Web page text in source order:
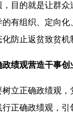
的就是让群众
有组织、定向
防止返贫致贫
绩观营造干事创
正确政绩观，
正确政绩观，